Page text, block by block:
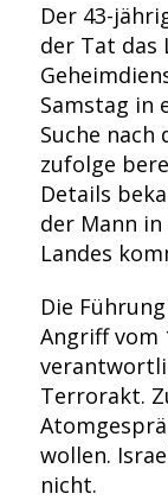
Der 43-
der Tat das
Samstag in
Suche
zufolge
Details
der Mann
Landes
Die
Angriff vom
Terrorakt.
wollen.
nicht.